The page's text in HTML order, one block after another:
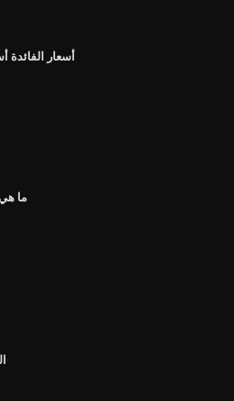
أسعار الفائدة
ما هي 3 فوائد انخفاض معدلات